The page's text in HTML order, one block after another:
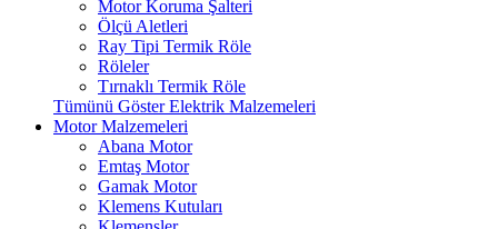
Motor Koruma Şalteri
Ölçü Aletleri
Ray Tipi Termik Röle
Röleler
Tırnaklı Termik Röle
Tümünü Göster Elektrik Malzemeleri
Motor Malzemeleri
Abana Motor
Emtaş Motor
Gamak Motor
Klemens Kutuları